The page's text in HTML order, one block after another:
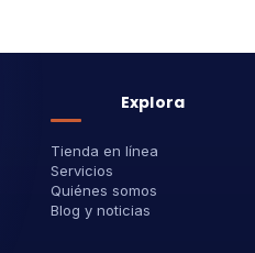
Explora
Tienda en línea
Servicios
Quiénes somos
Blog y noticias